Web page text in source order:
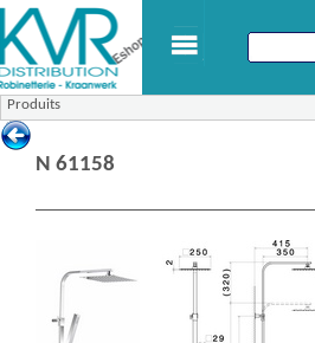
Produits